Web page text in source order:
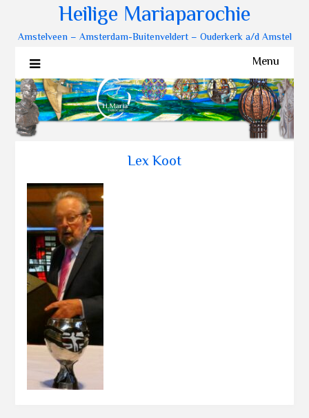
Heilige Mariaparochie
Amstelveen – Amsterdam-Buitenveldert – Ouderkerk a/d Amstel
Menu
Lex Koot